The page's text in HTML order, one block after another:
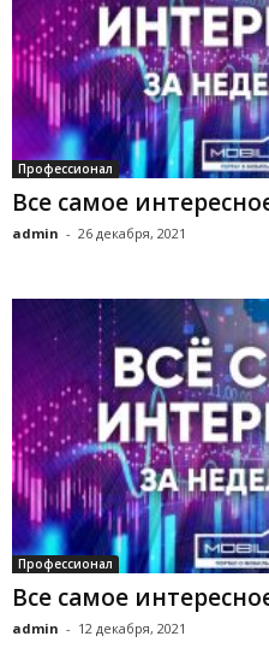
Профессионал
Все самое
admin - 26 декабря, 2021
Профессионал
Все самое
admin - 12 декабря, 2021